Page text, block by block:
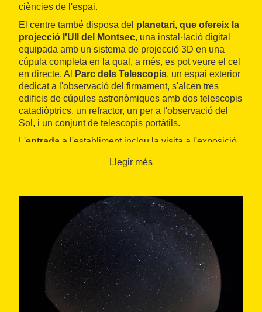
ciències de l'espai.
El centre també disposa del planetari, que ofereix la
projecció l'Ull del Montsec, una instal·lació digital
equipada amb un sistema de projecció 3D en una
cúpula completa en la qual, a més, es pot veure el cel
en directe. Al
Parc dels Telescopis, un espai exterior
dedicat a l'observació del firmament, s'alcen tres
edificis de cúpules astronòmiques amb dos telescopis
catadiòptrics, un refractor, un per a l'observació del
Sol, i un conjunt de telescopis portàtils.
L'entrada a l'establiment inclou la visita a l'exposició
parc de telescopis. El seu programa proposa visites
o una oferta educativa des d'infants
fins a estudiants de batxillerat, entre d'altres.
A part, a la zona també es troba l' Observatori del
(OdM), gestionat per l'
Institut d'Estudis
Espacials de Catalunya
(IEEC), una infraestructura
científica d'última generació,
referència en la recerca
astronòmica
, que es dedica als serveis via satèl·lit i
el monitoratge climàtic i mediambiental. Compta amb
telescopi Joan Oró
, el més gran de Catalunya
Llegir més